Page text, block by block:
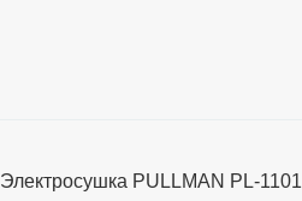
Электросушка PULLMAN PL-1101